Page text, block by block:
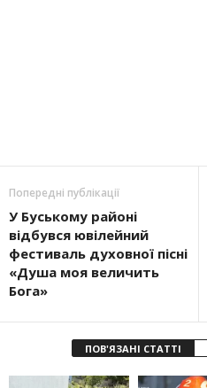
Попередні публікації
У Буському районі
відбувся ювілейний
фестиваль духовної пісні
«Душа моя величить
Бога»
ПОВ'ЯЗАНІ СТАТТІ